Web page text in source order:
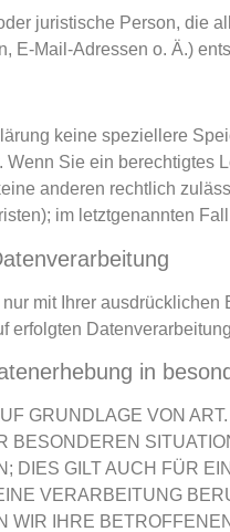
juristische Person, die
E-Mail-Adressen o. Ä.)
keine speziellere
Sie ein
anderen rechtlich
im letztgenannten
mit Ihrer
erfolgten
in
GRUNDLAGE VON
BESONDEREN
DIES GILT AUCH FÜR
VERARBEITUNG
WIR IHRE